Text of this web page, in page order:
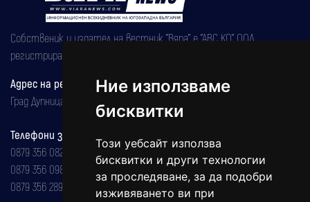
Ние използваме
бисквитки
Този уебсайт използва
бисквитки и други технологии
за проследяване, за да подобри
изживяването ви при
Собственик и издател на вестник "Вяра" е "АВС КО" ООД,
регистрирана на 08.05.2002 година.
Адрес на редакцията
Град Дупница, ул.''Христо Ботев" 43
Телефони за реклама и абонаменти
0879 356 082
0879 356 098
0879 356 289